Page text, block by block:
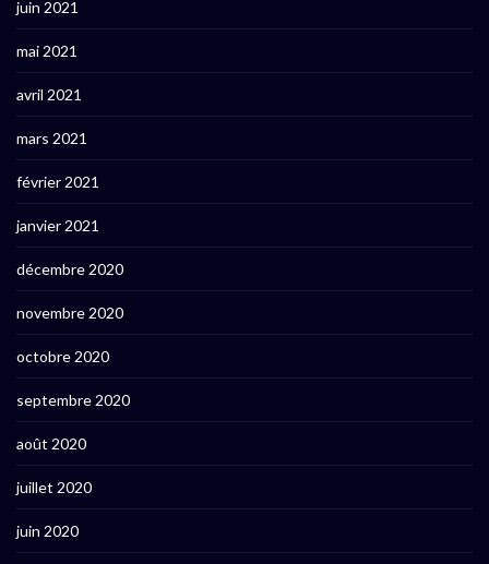
juin 2021
mai 2021
avril 2021
mars 2021
février 2021
janvier 2021
décembre 2020
novembre 2020
octobre 2020
septembre 2020
août 2020
juillet 2020
juin 2020